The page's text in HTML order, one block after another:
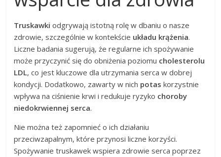
Truskawki odgrywają istotną rolę w dbaniu o nasze
zdrowie, szczególnie w kontekście układu krążenia.
Liczne badania sugerują, że regularne ich spożywanie
może przyczynić się do obniżenia poziomu cholesterolu
LDL, co jest kluczowe dla utrzymania serca w dobrej
kondycji. Dodatkowo, zawarty w nich potas korzystnie
wpływa na ciśnienie krwi i redukuje ryzyko choroby
niedokrwiennej serca.
Nie można też zapomnieć o ich działaniu
przeciwzapalnym, które przynosi liczne korzyści.
Spożywanie truskawek wspiera zdrowie serca poprzez